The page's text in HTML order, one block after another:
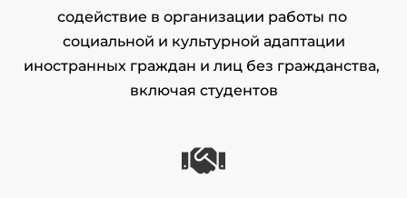
содействие в организации работы по
социальной и культурной адаптации
иностранных граждан и лиц без гражданства,
включая студентов